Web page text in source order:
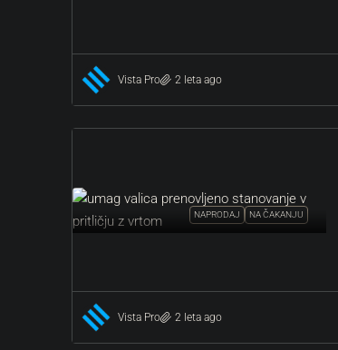
Vista Pro 2 leta ago
NAPRODAJ NA ČAKANJU
Vista Pro 2 leta ago